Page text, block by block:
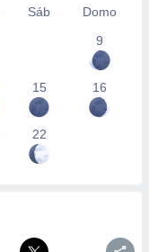
Sáb
Domo
9
15 16
22